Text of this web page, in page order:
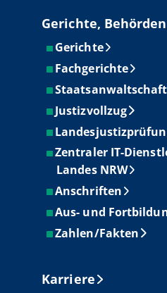
Gerichte,
Gerichte
Fachgerichte
Justizvollzug
Zentraler IT-
Landes NRW
Anschriften
Aus- und
Zahlen/Fakten
Karriere